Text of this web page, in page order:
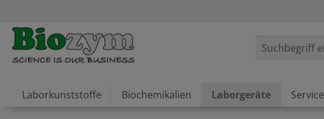
Laborkunststoffe Biochemikalien Laborgeräte Service